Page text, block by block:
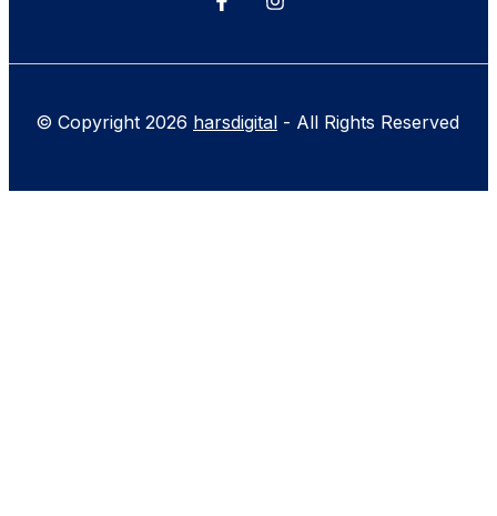
© Copyright 2026 harsdigital - All Rights Reserved